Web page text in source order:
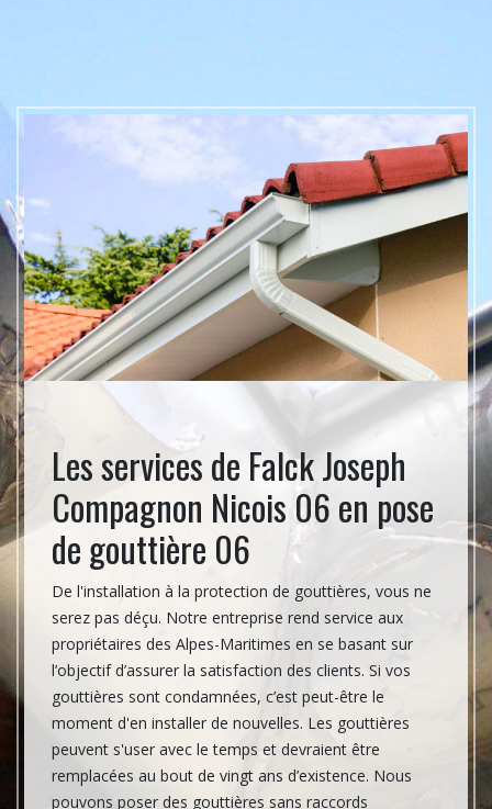
Les services de Falck Joseph
Compagnon Nicois 06 en pose
de gouttière 06
De l'installation à la protection de gouttières, vous ne
serez pas déçu. Notre entreprise rend service aux
propriétaires des Alpes-Maritimes en se basant sur
l’objectif d’assurer la satisfaction des clients. Si vos
gouttières sont condamnées, c’est peut-être le
moment d'en installer de nouvelles. Les gouttières
peuvent s'user avec le temps et devraient être
remplacées au bout de vingt ans d’existence. Nous
pouvons poser des gouttières sans raccords
La
et du